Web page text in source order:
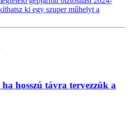
ki egy szuper műhelyt a
hosszú távra tervezzük a